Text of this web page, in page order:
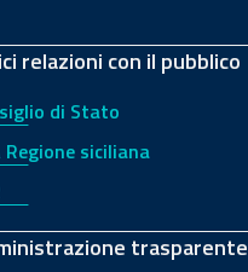
relazioni con il pubblico
di Stato
Regione siciliana
trasparente